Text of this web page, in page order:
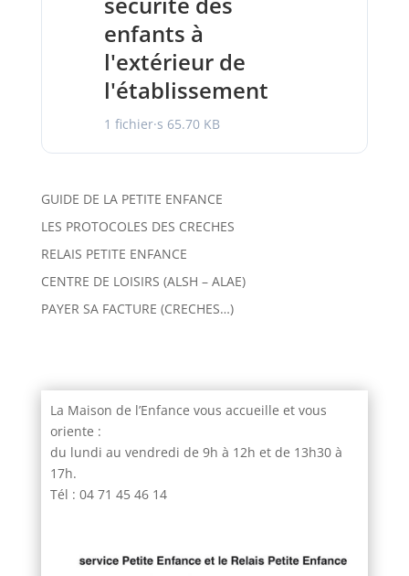
enfants à
l'extérieur de
l'établissement
1 fichier·s 65.70 KB
GUIDE DE LA PETITE ENFANCE
LES PROTOCOLES DES CRECHES
RELAIS PETITE ENFANCE
CENTRE DE LOISIRS (ALSH – ALAE)
PAYER SA FACTURE (CRECHES…)
La Maison de l’Enfance vous accueille et vous
oriente :
du lundi au vendredi de 9h à 12h et de 13h30 à
17h.
Tél : 04 71 45 46 14